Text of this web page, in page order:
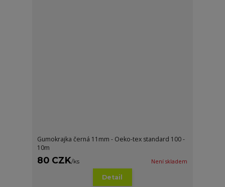
Gumokrajka černá 11mm - Oeko-tex standard 100 -
10m
80 CZK/ks Není skladem
Detail